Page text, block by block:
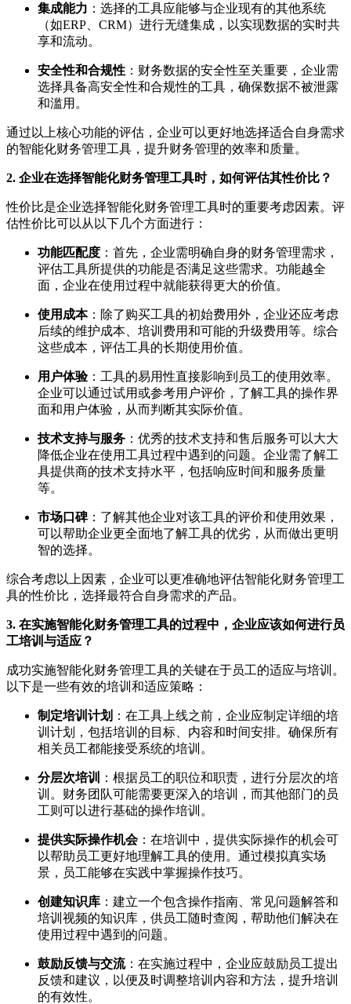
集成能力 ：选择的工具应能够与企业现有的其他系统
（如ERP、CRM）进行无缝集成，以实现数据的实时共
享和流动。
安全性和合规性 ：财务数据的安全性至关重要，企业需
选择具备高安全性和合规性的工具，确保数据不被泄露
和滥用。
通过以上核心功能的评估，企业可以更好地选择适合自身需求
的智能化财务管理工具，提升财务管理的效率和质量。
2. 企业在选择智能化财务管理工具时，如何评估其性价比？
性价比是企业选择智能化财务管理工具时的重要考虑因素。评
估性价比可以从以下几个方面进行：
功能匹配度 ：首先，企业需明确自身的财务管理需求，
评估工具所提供的功能是否满足这些需求。功能越全
面，企业在使用过程中就能获得更大的价值。
使用成本：除了购买工具的初始费用外，企业还应考虑
后续的维护成本、培训费用和可能的升级费用等。综合
这些成本，评估工具的长期使用价值。
用户体验：工具的易用性直接影响到员工的使用效率。
企业可以通过试用或参考用户评价，了解工具的操作界
面和用户体验，从而判断其实际价值。
技术支持与服务 ：优秀的技术支持和售后服务可以大大
降低企业在使用工具过程中遇到的问题。企业需了解工
具提供商的技术支持水平，包括响应时间和服务质量
等。
市场口碑：了解其他企业对该工具的评价和使用效果，
可以帮助企业更全面地了解工具的优劣，从而做出更明
智的选择。
综合考虑以上因素，企业可以更准确地评估智能化财务管理工
具的性价比，选择最符合自身需求的产品。
3. 在实施智能化财务管理工具的过程中，企业应该如何进行员
工培训与适应？
成功实施智能化财务管理工具的关键在于员工的适应与培训。
以下是一些有效的培训和适应策略：
制定培训计划 ：在工具上线之前，企业应制定详细的培
训计划，包括培训的目标、内容和时间安排。确保所有
相关员工都能接受系统的培训。
分层次培训
：根据员工的职位和职责，进行分层次的培
训。财务团队可能需要更深入的培训，而其他部门的员
工则可以进行基础的操作培训。
提供实际操作机会：在培训中，提供实际操作的机会可
以帮助员工更好地理解工具的使用。通过模拟真实场
景，员工能够在实践中掌握操作技巧。
创建知识库 ：建立一个包含操作指南、常见问题解答和
培训视频的知识库，供员工随时查阅，帮助他们解决在
使用过程中遇到的问题。
鼓励反馈与交流：在实施过程中，企业应鼓励员工提出
反馈和建议，以便及时调整培训内容和方法，提升培训
的有效性。